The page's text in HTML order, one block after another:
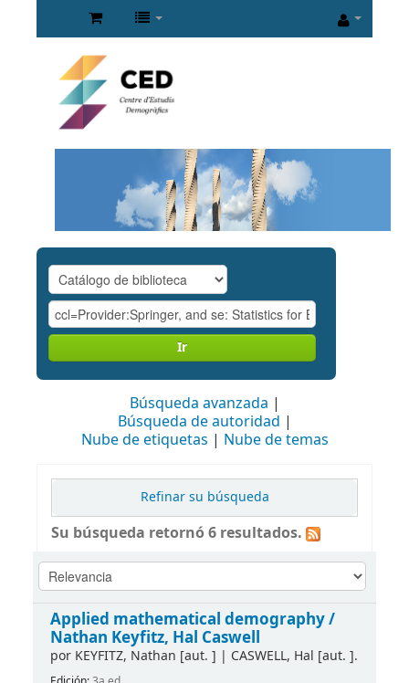
Ir
Búsqueda avanzada
Búsqueda de autoridad
Nube de etiquetas
Nube de temas
Refinar su búsqueda
Su búsqueda retornó 6 resultados.
Applied mathematical demography /
Nathan Keyfitz, Hal Caswell
por KEYFITZ, Nathan [aut. ] | CASWELL, Hal [aut. ].